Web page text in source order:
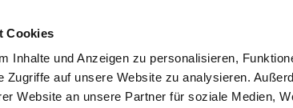
Cookies
Inhalte und Anzeigen zu personalisieren,
Zugriffe auf unsere Website zu analysieren.
Website an unsere Partner für soziale Medien,